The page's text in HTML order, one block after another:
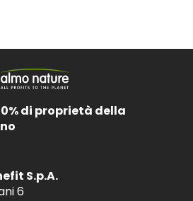
di proprietà della
S.p.A.
6